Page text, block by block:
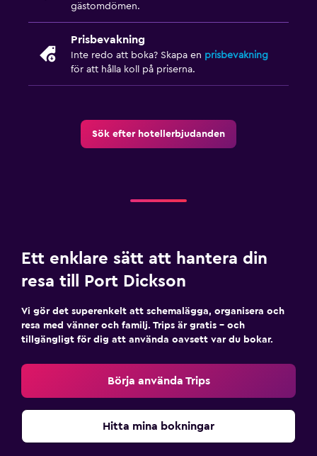
gästomdömen.
Prisbevakning
Inte redo att boka? Skapa en prisbevakning
för att hålla koll på priserna.
Sök efter hotellerbjudanden
Ett enklare sätt att hantera din
resa till Port Dickson
Vi gör det superenkelt att schemalägga, organisera och
resa med vänner och familj. Trips är gratis – och
tillgängligt för dig att använda oavsett var du bokar.
Börja använda Trips
Hitta mina bokningar